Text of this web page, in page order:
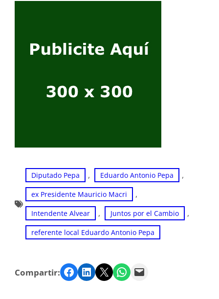
Diputado Pepa , Eduardo Antonio Pepa ,
ex Presidente Mauricio Macri ,
Intendente Alvear , Juntos por el Cambio ,
referente local Eduardo Antonio Pepa
Compartir: Facebook LinkedIn Twitter WhatsApp Email